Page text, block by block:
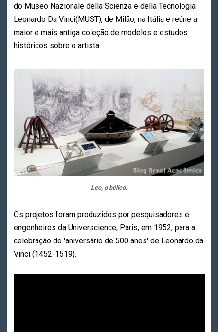
do Museo Nazionale della Scienza e della Tecnologia
Leonardo Da Vinci(MUST), de Milão, na Itália e reúne a
maior e mais antiga coleção de modelos e estudos
históricos sobre o artista.
Leo, o bélico.
Os projetos foram produzidos por pesquisadores e
engenheiros da Universcience, Paris, em 1952, para a
celebração do 'aniversário de 500 anos' de Leonardo da
Vinci (1452-1519).